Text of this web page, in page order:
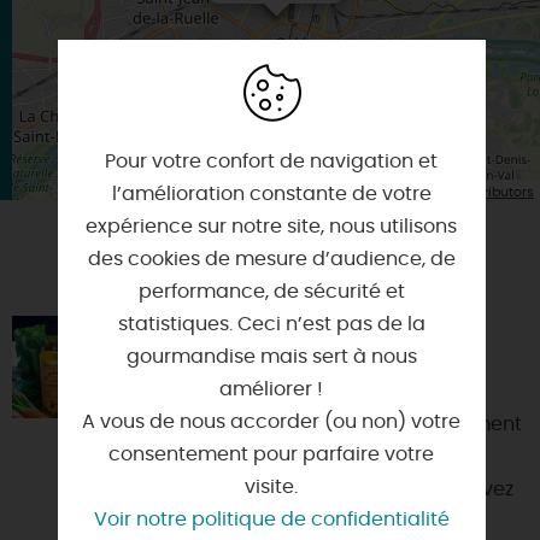
Leaflet| Map data © OpenStreetMap contributors
LES ATELIERS MARTIN-POURET
45760 - BOIGNY-SUR-BIONNE
Martin-Pouret, ce n’est pas seulement
une vinaigrerie. C’est aussi un lieu
d’expériences gastronomiques. Vivez
une expérience i...
Pour votre confort de navigation et
l’amélioration constante de votre
expérience sur notre site, nous utilisons
des cookies de mesure d’audience, de
performance, de sécurité et
statistiques. Ceci n’est pas de la
gourmandise mais sert à nous
améliorer !
A vous de nous accorder (ou non) votre
consentement pour parfaire votre
visite.
Voir notre politique de confidentialité